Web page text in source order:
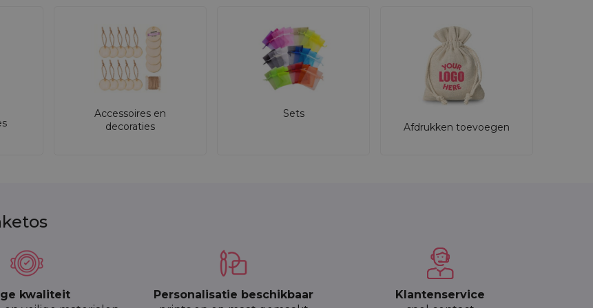
8 x 10 cm?
cm
zijn tegen veelvuldig gebruik,
en productpresentaties,
en promotieartikelen,
met uw logo, tekst of eenvoudige grafiek.
Accessoires en
decoraties
Sets
Afdrukken toevoegen
kwaliteit
Personalisatie beschikbaar
Klantenservice